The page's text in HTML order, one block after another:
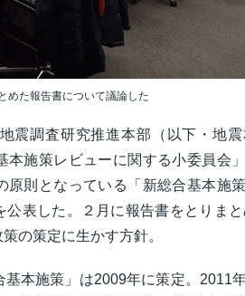
めた報告書について議論した
震調査研究推進本部（以下・地
本施策レビューに関する小委員会
原則となっている「新総合基本施
表した。２月に報告書をとりま
の策定に生かす方針。
本施策」は2009年に策定。2011